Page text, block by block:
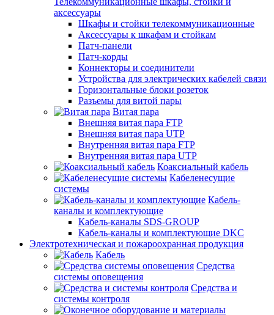
аксессуары
Шкафы и стойки телекоммуникационные
Аксессуары к шкафам и стойкам
Патч-панели
Патч-корды
Коннекторы и соединители
Устройства для электрических кабелей связи
Горизонтальные блоки розеток
Разъемы для витой пары
Витая пара
Внешняя витая пара FTP
Внешняя витая пара UTP
Внутренняя витая пара FTP
Внутренняя витая пара UTP
Коаксиальный кабель
Кабеленесущие
системы
Кабель-
каналы и комплектующие
Кабель-каналы SDS-GROUP
Кабель-каналы и комплектующие DKC
Электротехническая и пожароохранная продукция
Кабель
Средства
системы оповещения
Средства и
системы контроля